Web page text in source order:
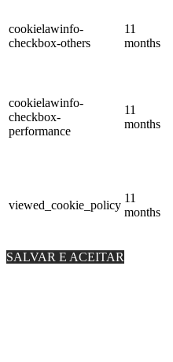
cookielawinfo-
checkbox-others
11
months
cookielawinfo-
checkbox-
performance
11
months
viewed_cookie_policy
11
months
SALVAR E ACEITAR